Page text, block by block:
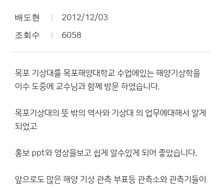
배도현 2012/12/03
조회수 6058
목포 기상대를 목포해양대학교 수업에있는 해양기상학을
이수 도중에 교수님과 함께 방문 하였습니다.
목포기상대의 뜻 밖의 역사와 기상대 의 업무에대해서 알게
되었고
홍보 ppt와 영상을보고 쉽게 알수있게 되어 좋았습니다.
앞으로도 많은 해양 기상 관측 부표등 관측소와 관측기들이